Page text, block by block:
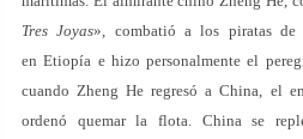
Tres Joyas», combatió a los piratas de
en Etiopía e hizo personalmente el
cuando Zheng He regresó a China, el
ordenó quemar la flota. China se